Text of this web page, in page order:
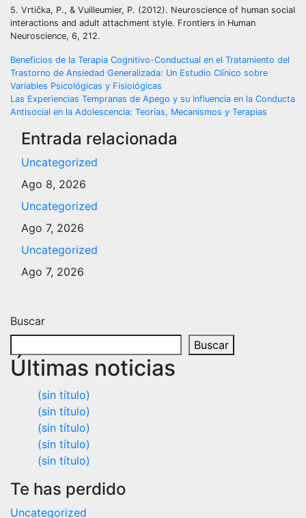
5. Vrtička, P., & Vuilleumier, P. (2012). Neuroscience of human social
interactions and adult attachment style. Frontiers in Human
Neuroscience, 6, 212.
Navegación
de
entradas
Beneficios de la Terapia Cognitivo-Conductual en el Tratamiento del
Trastorno de Ansiedad Generalizada: Un Estudio Clínico sobre
Variables Psicológicas y Fisiológicas
Las Experiencias Tempranas de Apego y su Influencia en la Conducta
Antisocial en la Adolescencia: Teorías, Mecanismos y Terapias
Entrada relacionada
Uncategorized
Ago 8, 2026
Uncategorized
Ago 7, 2026
Uncategorized
Ago 7, 2026
Buscar
Buscar
Últimas noticias
(sin título)
(sin título)
(sin título)
(sin título)
(sin título)
Te has perdido
Uncategorized